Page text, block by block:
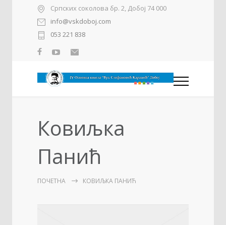
Српских соколова бр. 2, Добој 74 000
info@vskdoboj.com
053 221 838
Ковиљка
Панић
ПОЧЕТНА КОВИЉКА ПАНИЋ